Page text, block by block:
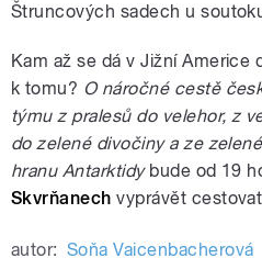
Štruncových sadech u
Kam až se dá v Jižní Americe
k tomu? O náročné cestě
týmu z pralesů do velehor, z
do zelené divočiny a ze
hranu Antarktidy bude od 19
Skvrňanechvyprávět
autor: Soňa Vaicenbacherová